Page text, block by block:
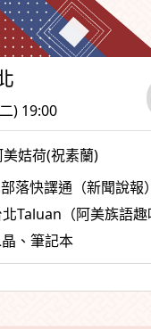
) 19:00
美姞荷(祝素蘭)
落快譯通（新聞說報
、筆記本